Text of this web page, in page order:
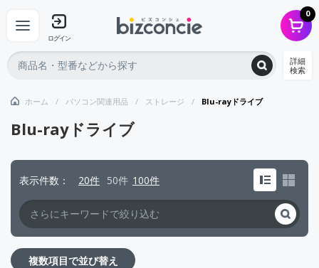
ログイン
0
詳細
検索
ホーム パソコン関連用品 ストレージ Blu-rayドライブ
Blu-rayドライブ
表示件数 20件 50件 100件
複数項目で並び替え